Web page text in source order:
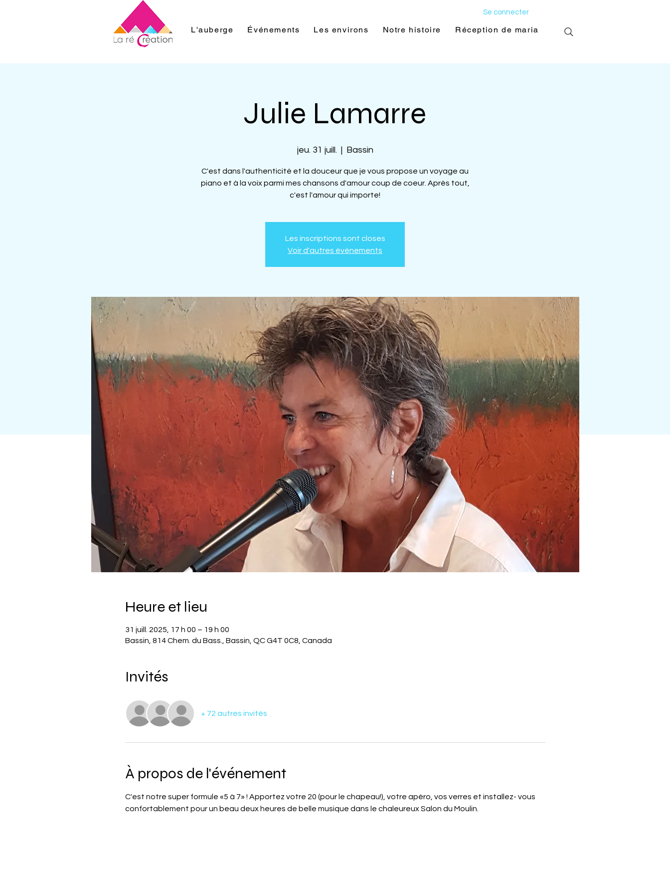
L'auberge Événements Les environs Notre histoire Réception de mariage Galerie photo
Se connecter
Julie Lamarre
jeu. 31 juill.
  |
Bassin
C'est dans l'authenticité et la douceur que je vous propose un voyage au
piano et à la voix parmi mes chansons d'amour coup de coeur. Après tout,
c'est l'amour qui importe!
Les inscriptions sont closes
Voir d'autres événements
Heure et lieu
31 juill. 2025, 17 h 00 – 19 h 00
Bassin, 814 Chem. du Bass., Bassin, QC G4T 0C8, Canada
Invités
+ 72 autres invités
À propos de l'événement
C'est notre super formule «5 à 7» ! Apportez votre 20 (pour le chapeau!), votre apéro, vos verres et installez- vous
confortablement pour un beau deux heures de belle musique dans le chaleureux Salon du Moulin.